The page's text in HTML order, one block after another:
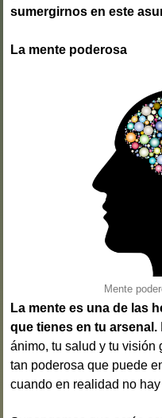
sumergirnos en este
La mente poderosa
Mente
La mente es una de las
que tienes en tu arsenal.
ánimo, tu salud y tu visión
tan poderosa que puede
cuando en realidad no